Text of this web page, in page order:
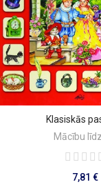
PIEVIENOT
Klasiskās
Mācību
7,81 €